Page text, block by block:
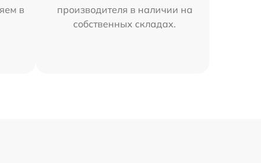
в
производителя в наличии на
собственных складах.